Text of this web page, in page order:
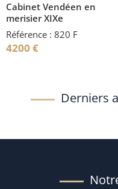
Cabinet Vendéen en
merisier XIXe
Référence : 820 F
4200 €
Derniers